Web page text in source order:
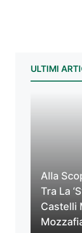
ULTIMI
Alla
Tra La
Castelli